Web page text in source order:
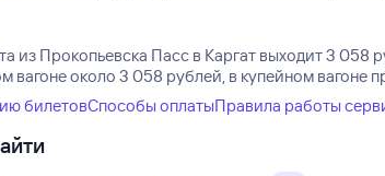
из Прокопьевска Пасс в Каргат выходит 3 058
вагоне около 3 058 рублей, в купейном вагоне
билетовСпособы оплатыПравила работы